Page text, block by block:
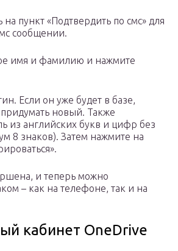
пункт «Подтвердить по смс» для
сообщении.
имя и фамилию и нажмите
Если он уже будет в базе,
новый. Также
из английских букв и цифр без
8 знаков). Затем нажмите на
и теперь можно
– как на телефоне, так и на
кабинет OneDrive